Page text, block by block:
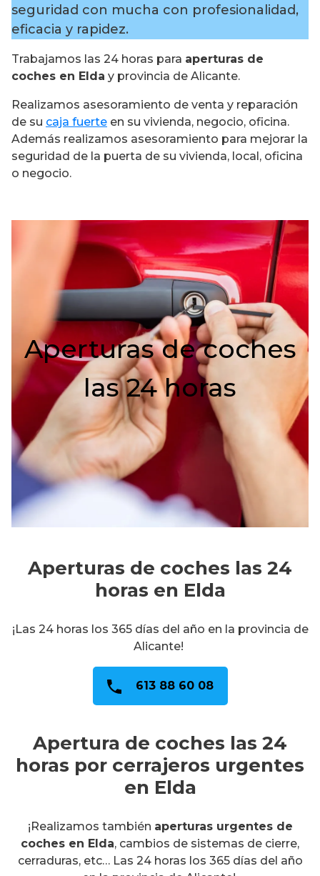
seguridad con mucha con profesionalidad,
eficacia y rapidez.
Trabajamos las 24 horas para aperturas de
coches en Elda y provincia de Alicante.
Realizamos asesoramiento de venta y reparación
de su caja fuerte en su vivienda, negocio, oficina.
Además realizamos asesoramiento para mejorar la
seguridad de la puerta de su vivienda, local, oficina
o negocio.
Aperturas de coches
las 24 horas
Aperturas de coches las 24
horas en Elda
¡Las 24 horas los 365 días del año en la provincia de
Alicante!
613 88 60 08
Apertura de coches las 24
horas por cerrajeros urgentes
en Elda
¡Realizamos también aperturas urgentes de
coches en Elda, cambios de sistemas de cierre,
cerraduras, etc… Las 24 horas los 365 días del año